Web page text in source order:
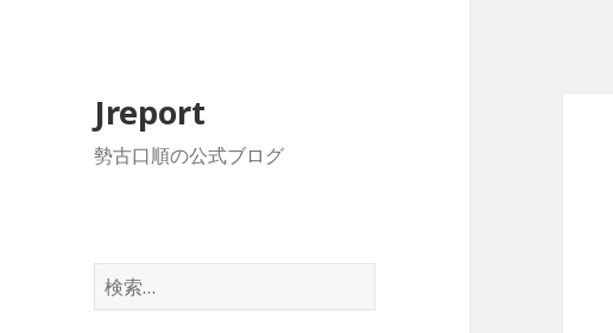
Jreport
勢古口順の公式ブログ
検
索: